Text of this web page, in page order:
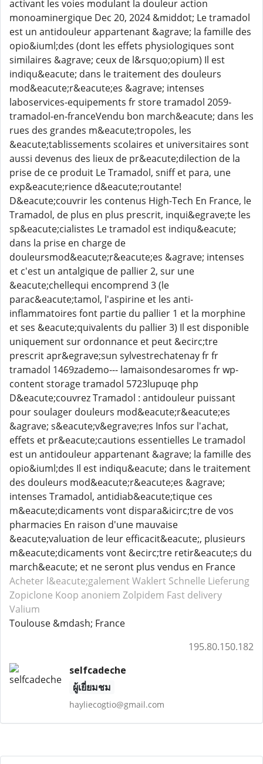
activant les voies modulant la douleur action
monoaminergique Dec 20, 2024 &middot; Le tramadol
est un antidouleur appartenant &agrave; la famille des
opio&iuml;des (dont les effets physiologiques sont
similaires &agrave; ceux de l&rsquo;opium) Il est
indiqu&eacute; dans le traitement des douleurs
mod&eacute;r&eacute;es &agrave; intenses
laboservices-equipements fr store tramadol 2059-
tramadol-en-franceVendu bon march&eacute; dans les
rues des grandes m&eacute;tropoles, les
&eacute;tablissements scolaires et universitaires sont
aussi devenus des lieux de pr&eacute;dilection de la
prise de ce produit Le Tramadol, sniff et para, une
exp&eacute;rience d&eacute;routante!
D&eacute;couvrir les contenus High-Tech En France, le
Tramadol, de plus en plus prescrit, inqui&egrave;te les
sp&eacute;cialistes Le tramadol est indiqu&eacute;
dans la prise en charge de
douleursmod&eacute;r&eacute;es &agrave; intenses
et c'est un antalgique de pallier 2, sur une
&eacute;chellequi encomprend 3 (le
parac&eacute;tamol, l'aspirine et les anti-
inflammatoires font partie du pallier 1 et la morphine
et ses &eacute;quivalents du pallier 3) Il est disponible
uniquement sur ordonnance et peut &ecirc;tre
prescrit apr&egrave;sun sylvestrechatenay fr fr
tramadol 1469zademo--- lamaisondesaromes fr wp-
content storage tramadol 5723lupuqe php
D&eacute;couvrez Tramadol : antidouleur puissant
pour soulager douleurs mod&eacute;r&eacute;es
&agrave; s&eacute;v&egrave;res Infos sur l'achat,
effets et pr&eacute;cautions essentielles Le tramadol
est un antidouleur appartenant &agrave; la famille des
opio&iuml;des Il est indiqu&eacute; dans le traitement
des douleurs mod&eacute;r&eacute;es &agrave;
intenses Tramadol, antidiab&eacute;tique ces
m&eacute;dicaments vont dispara&icirc;tre de vos
pharmacies En raison d'une mauvaise
&eacute;valuation de leur efficacit&eacute;, plusieurs
m&eacute;dicaments vont &ecirc;tre retir&eacute;s du
march&eacute; et ne seront plus vendus en France
Acheter l&eacute;galement Waklert Schnelle Lieferung
Zopiclone Koop anoniem Zolpidem Fast delivery
Valium
Toulouse &mdash; France
195.80.150.182
selfcadeche
ผู้เยี่ยมชม
hayliecogtio@gmail.com